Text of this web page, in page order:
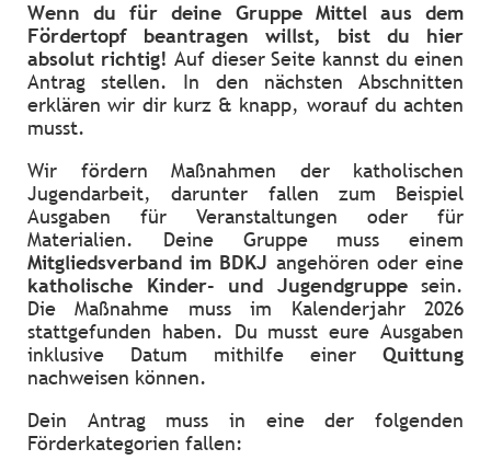
Wenn du für deine Gruppe Mittel aus dem
Fördertopf beantragen willst, bist du hier
absolut richtig! Auf dieser Seite kannst du einen
Antrag stellen. In den nächsten Abschnitten
erklären wir dir kurz & knapp, worauf du achten
musst.
Wir fördern Maßnahmen der katholischen
Jugendarbeit, darunter fallen zum Beispiel
Ausgaben für Veranstaltungen oder für
Materialien. Deine Gruppe muss einem
Mitgliedsverband im BDKJ angehören oder eine
katholische Kinder- und Jugendgruppesein.
Die Maßnahme muss im Kalenderjahr 2026
stattgefunden haben. Du musst eure Ausgaben
inklusive Datum mithilfe einer Quittung
nachweisen können.
Dein Antrag muss in eine der folgenden
Förderkategorien fallen: